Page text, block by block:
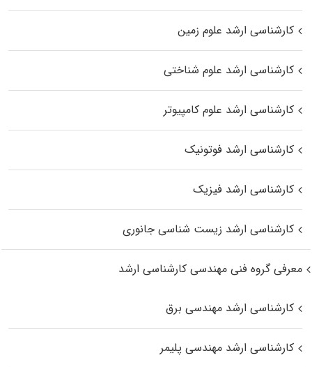
کارشناسی ارشد علوم زمین
کارشناسی ارشد علوم شناختی
کارشناسی ارشد علوم کامپیوتر
کارشناسی ارشد فوتونیک
کارشناسی ارشد فیزیک
کارشناسی ارشد زیست‌ شناسی جانوری
معرفی گروه فنی مهندسی کارشناسی ارشد
کارشناسی ارشد مهندسی برق
کارشناسی ارشد مهندسی پلیمر